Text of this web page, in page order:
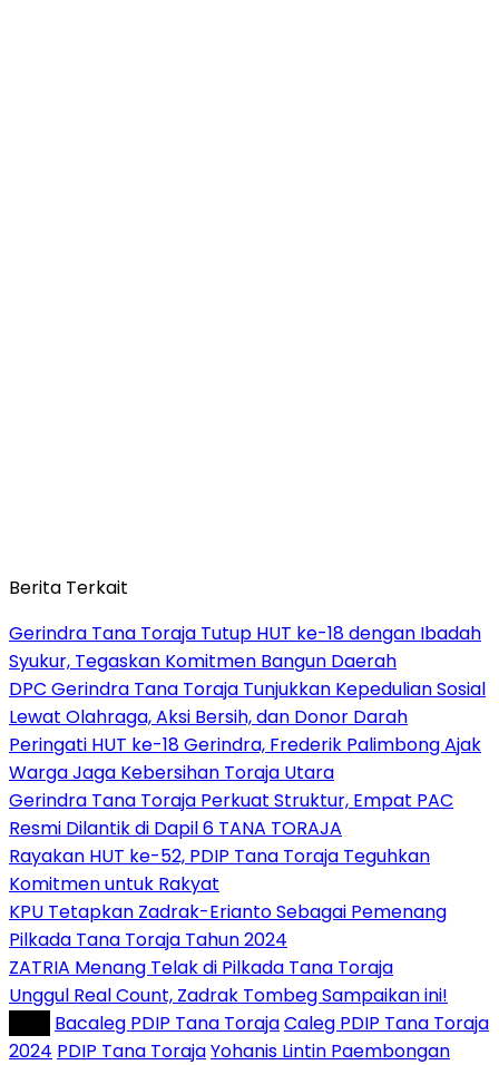
Berita Terkait
Gerindra Tana Toraja Tutup HUT ke-18 dengan Ibadah
Syukur, Tegaskan Komitmen Bangun Daerah
DPC Gerindra Tana Toraja Tunjukkan Kepedulian Sosial
Lewat Olahraga, Aksi Bersih, dan Donor Darah
Peringati HUT ke-18 Gerindra, Frederik Palimbong Ajak
Warga Jaga Kebersihan Toraja Utara
Gerindra Tana Toraja Perkuat Struktur, Empat PAC
Resmi Dilantik di Dapil 6 TANA TORAJA
Rayakan HUT ke-52, PDIP Tana Toraja Teguhkan
Komitmen untuk Rakyat
KPU Tetapkan Zadrak-Erianto Sebagai Pemenang
Pilkada Tana Toraja Tahun 2024
ZATRIA Menang Telak di Pilkada Tana Toraja
Unggul Real Count, Zadrak Tombeg Sampaikan ini!
Bacaleg PDIP Tana TorajaCaleg PDIP Tana Toraja
2024 PDIP Tana TorajaYohanis Lintin Paembongan